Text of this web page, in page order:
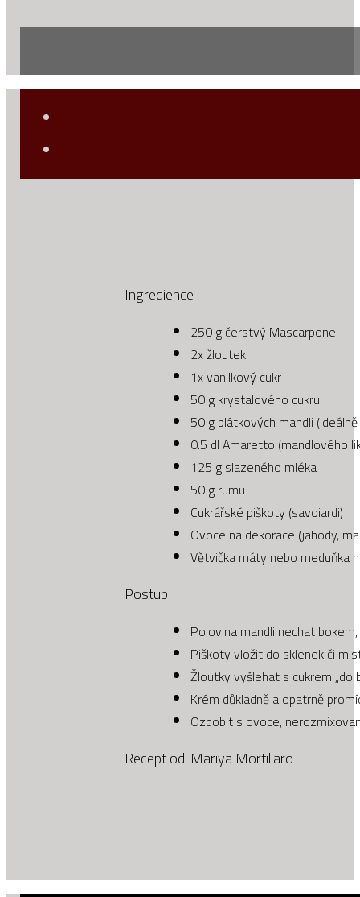
Ingredience
250 g čerstvý Mascarpone
2x žloutek
1x vanilkový cukr
50 g krystalového cukru
50 g plátkových mandli
0.5 dl Amaretto (mandlového
125 g slazeného mléka
50 g rumu
Cukrářské piškoty (savoiardi)
Ovoce na dekorace (jahody,
Větvička máty nebo meduňka
Postup
Polovina mandli nechat
Piškoty vložit do sklenek či
Žloutky vyšlehat s cukrem
Krém důkladně a opatrně
Ozdobit s ovoce,
Recept od: Mariya Mortillaro